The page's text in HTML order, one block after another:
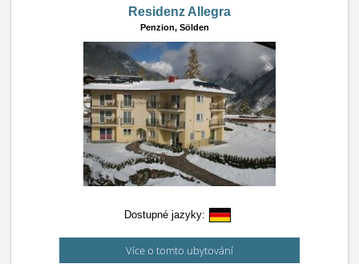
Residenz Allegra
Penzion, Sölden
Dostupné jazyky:
Více o tomto ubytování